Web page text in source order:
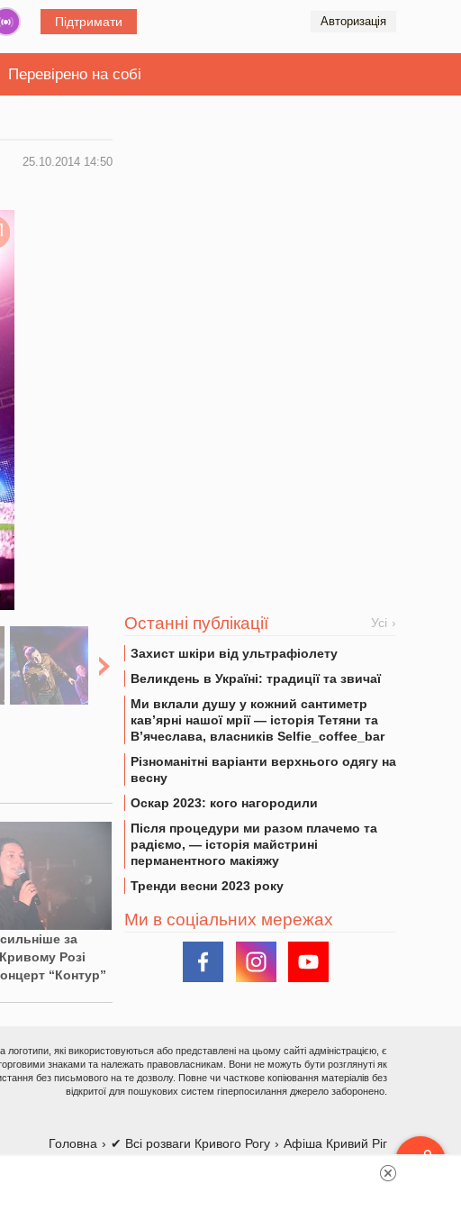
Підтримати Авторизація
Перевірено на собі
25.10.2014 14:50
за
Розі
“Контур”
Останні публікації Усі
Захист шкіри від ультрафіолету
Великдень в Україні: традиції та звичаї
Ми вклали душу у кожний сантиметр
кав’ярні нашої мрії — історія Тетяни та
В’ячеслава, власників Selfie_coffee_bar
Різноманітні варіанти верхнього одягу на
весну
Оскар 2023: кого нагородили
Після процедури ми разом плачемо та
радіємо, — історія майстрині
перманентного макіяжу
Тренди весни 2023 року
Ми в соціальних мережах
Головна ✔ Всі розваги Кривого Рогу Афіша Кривий Ріг
логотипи, які використовуються або представлені на цьому сайті адміністрацією, є
знаками та належать правовласникам. Вони не можуть бути розглянуті як
без письмового на те дозволу. Повне чи часткове копіювання матеріалів без
відкритої для пошукових систем гіперпосилання джерело заборонено.